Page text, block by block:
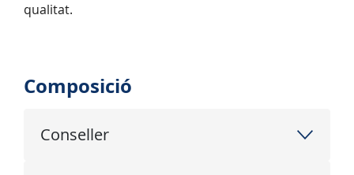
qualitat.
Composició
Conseller